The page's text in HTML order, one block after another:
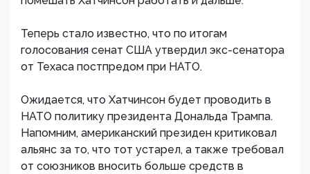
Теперь стало известно, что по итогам
голосования сенат США утвердил экс-сенатора
от Техаса постпредом при НАТО.
Ожидается, что Хатчинсон будет проводить в
НАТО политику президента Дональда Трампа.
Напомним, американский президен критиковал
альянс за то, что тот устарел, а также требовал
от союзников вносить больше средств в